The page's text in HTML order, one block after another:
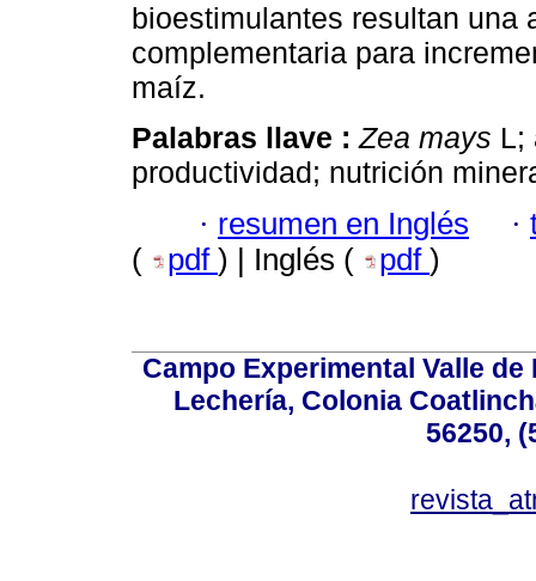
bioestimulantes resultan una
complementaria para
maíz.
Palabras llave :Zea mays L;
productividad; nutrición
· resumen en Inglés ·
(
pdf ) | Inglés ( pdf )
Campo Experimental Valle
Lechería, Colonia
56250,